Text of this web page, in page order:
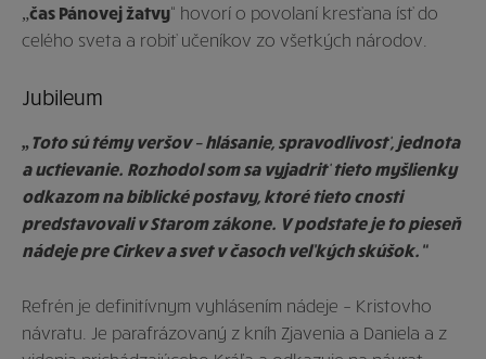
„čas Pánovej žatvy“ hovorí o povolaní kresťana ísť do
celého sveta a robiť učeníkov zo všetkých národov.
Jubileum
„Toto sú témy veršov – hlásanie, spravodlivosť, jednota
a uctievanie. Rozhodol som sa vyjadriť tieto myšlienky
odkazom na biblické postavy, ktoré tieto cnosti
predstavovali v Starom zákone. V podstate je to pieseň
nádeje pre Cirkev a svet v časoch veľkých skúšok.“
Refrén je definitívnym vyhlásením nádeje – Kristovho
návratu. Je parafrázovaný z kníh Zjavenia a Daniela a z